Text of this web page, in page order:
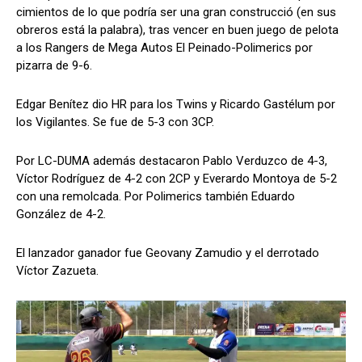
cimientos de lo que podría ser una gran construcció (en sus
obreros está la palabra), tras vencer en buen juego de pelota
a los Rangers de Mega Autos El Peinado-Polimerics por
pizarra de 9-6.
Edgar Benítez dio HR para los Twins y Ricardo Gastélum por
los Vigilantes. Se fue de 5-3 con 3CP.
Por LC-DUMA además destacaron Pablo Verduzco de 4-3,
Víctor Rodríguez de 4-2 con 2CP y Everardo Montoya de 5-2
con una remolcada. Por Polimerics también Eduardo
González de 4-2.
El lanzador ganador fue Geovany Zamudio y el derrotado
Víctor Zazueta.